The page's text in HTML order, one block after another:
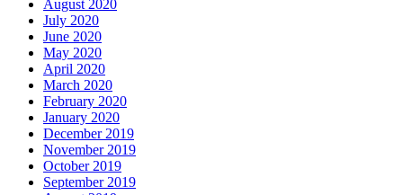
August 2020
July 2020
June 2020
May 2020
April 2020
March 2020
February 2020
January 2020
December 2019
November 2019
October 2019
September 2019